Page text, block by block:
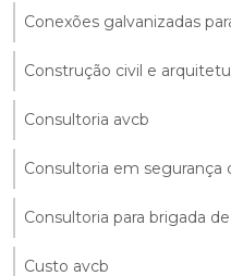
Conexões galvanizadas
Construção civil e
Consultoria avcb
Consultoria em segurança
Consultoria para brigada
Custo avcb